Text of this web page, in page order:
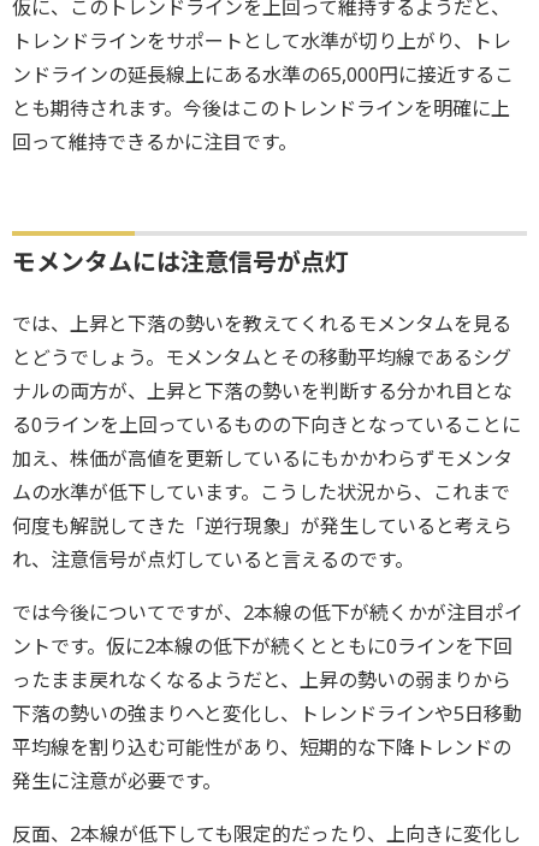
仮に、このトレンドラインを上回って維持するようだと、
トレンドラインをサポートとして水準が切り上がり、トレ
ンドラインの延長線上にある水準の65,000円に接近するこ
とも期待されます。今後はこのトレンドラインを明確に上
回って維持できるかに注目です。
モメンタムには注意信号が点灯
では、上昇と下落の勢いを教えてくれるモメンタムを見る
とどうでしょう。モメンタムとその移動平均線であるシグ
ナルの両方が、上昇と下落の勢いを判断する分かれ目とな
る0ラインを上回っているものの下向きとなっていることに
加え、株価が高値を更新しているにもかかわらずモメンタ
ムの水準が低下しています。こうした状況から、これまで
何度も解説してきた「逆行現象」が発生していると考えら
れ、注意信号が点灯していると言えるのです。
では今後についてですが、2本線の低下が続くかが注目ポイ
ントです。仮に2本線の低下が続くとともに0ラインを下回
ったまま戻れなくなるようだと、上昇の勢いの弱まりから
下落の勢いの強まりへと変化し、トレンドラインや5日移動
平均線を割り込む可能性があり、短期的な下降トレンドの
発生に注意が必要です。
反面、2本線が低下しても限定的だったり、上向きに変化し